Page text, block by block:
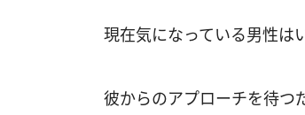
現在気になっている男性は
彼からのアプローチを待